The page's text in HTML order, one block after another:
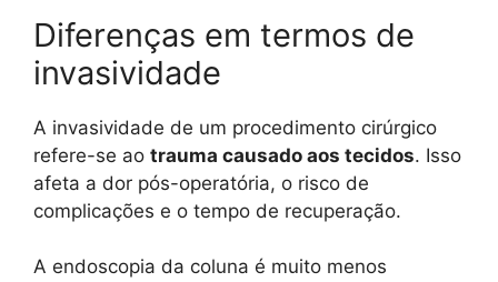
Diferenças em termos de
invasividade
A invasividade de um procedimento cirúrgico
refere-se ao trauma causado aos tecidos. Isso
afeta a dor pós-operatória, o risco de
complicações e o tempo de recuperação.
A endoscopia da coluna é muito menos